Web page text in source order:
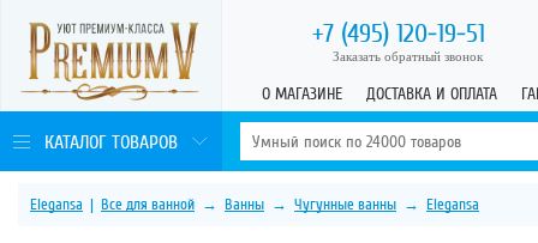
+7 (495) 120-19-51
Заказать обратный звонок
О МАГАЗИНЕ ДОСТАВКА И ОПЛАТА
КАТАЛОГ ТОВАРОВ
Elegansa | Все для ванной → Ванны → Чугунные ванны → Elegansa